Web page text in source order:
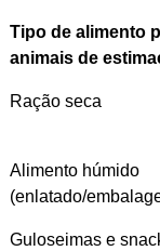
Tipo de alimento
animais de
Ração seca
Alimento húmido
(enlatado/
Guloseimas e